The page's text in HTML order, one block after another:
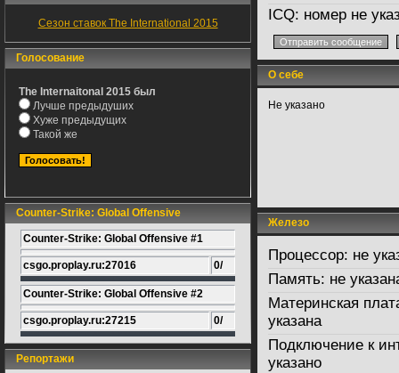
Сезон ставок The International 2015
Голосование
The Internaitonal 2015 был
Лучше предыдуших
Хуже предыдущих
Такой же
Counter-Strike: Global Offensive
Counter-Strike: Global Offensive #1
csgo.proplay.ru:27016 0/
Counter-Strike: Global Offensive #2
csgo.proplay.ru:27215 0/
Репортажи
ICQ: номер не
О себе
Не указано
Железо
Процессор: не
Память: не
Материнская
указана
Подключение к
указано